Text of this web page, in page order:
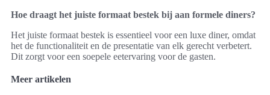
Hoe draagt het juiste formaat bestek bij aan formele diners?
Het juiste formaat bestek is essentieel voor een luxe diner, omdat
het de functionaliteit en de presentatie van elk gerecht verbetert.
Dit zorgt voor een soepele eetervaring voor de gasten.
Meer artikelen